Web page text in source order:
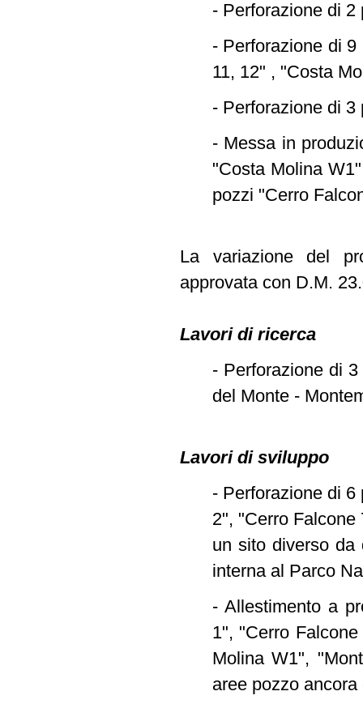
- Perforazione di
- Perforazione di
11, 12" , "Costa
- Perforazione di
- Messa in
"Costa Molina
pozzi "Cerro
La variazione del
approvata con D.M.
Lavori di ricerca
- Perforazione di
del Monte -
Lavori di sviluppo
- Perforazione di
2", "Cerro
un sito diverso da
interna al Parco
- Allestimento a
1", "Cerro
Molina W1",
aree pozzo